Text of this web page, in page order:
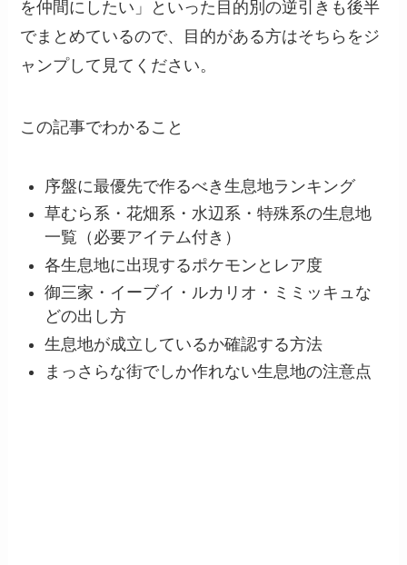
を仲間にしたい」といった目的別の逆引きも後半
でまとめているので、目的がある方はそちらをジ
ャンプして見てください。
この記事でわかること
序盤に最優先で作るべき生息地ランキング
草むら系・花畑系・水辺系・特殊系の生息地
一覧（必要アイテム付き）
各生息地に出現するポケモンとレア度
御三家・イーブイ・ルカリオ・ミミッキュな
どの出し方
生息地が成立しているか確認する方法
まっさらな街でしか作れない生息地の注意点